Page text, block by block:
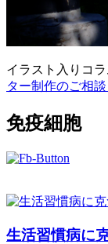
イラスト入りコラ
ター制作のご相談
免疫細胞
生活習慣病に